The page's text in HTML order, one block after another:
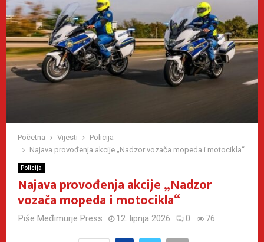
Početna Vijesti
Policija
Najava provođenja akcije „Nadzor vozača mopeda i motocikla“
Policija
Najava provođenja akcije „Nadzor
vozača mopeda i motocikla“
Piše Međimurje Press 12. lipnja 2026 0 76